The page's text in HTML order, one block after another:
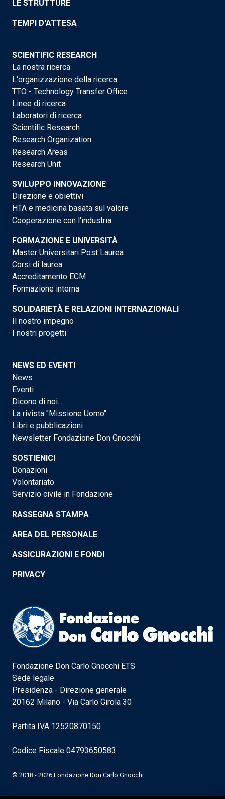
LE STRUTTURE
TEMPI D'ATTESA
SCIENTIFIC RESEARCH
La nostra ricerca
L'organizzazione della ricerca
TTO - Technology Transfer Office
Linee di ricerca
Laboratori di ricerca
Scientific Research
Research Organization
Research Areas
Research Unit
SVILUPPO INNOVAZIONE
Direzione e obiettivi
HTA e medicina basata sul valore
Cooperazione con l'industria
FORMAZIONE E UNIVERSITÀ
Master Universitari Post Laurea
Corsi di laurea
Accreditamento ECM
Formazione interna
SOLIDARIETÀ E RELAZIONI INTERNAZIONALI
Il nostro impegno
I nostri progetti
NEWS ED EVENTI
News
Eventi
Dicono di noi...
La rivista "Missione Uomo"
Libri e pubblicazioni
Newsletter Fondazione Don Gnocchi
SOSTIENICI
Donazioni
Volontariato
Servizio civile in Fondazione
RASSEGNA STAMPA
AREA DEL PERSONALE
ASSICURAZIONI E FONDI
PRIVACY
Fondazione Don Carlo Gnocchi ETS
Sede legale
Presidenza - Direzione generale
20162 Milano - Via Carlo Girola 30
Partita IVA 12520870150
Codice Fiscale 04793650583
© 2018 - 2026 Fondazione Don Carlo Gnocchi